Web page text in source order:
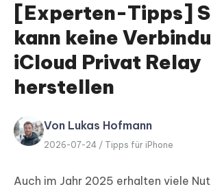
ReiBoot
for iOS
PDNob
Editor
[Experten-Tipps]
kann keine
iCloud Privat Relay
herstellen
Von Lukas Hofmann
2026-07-24 / Tipps für iPhone
Auch im Jahr 2025 erhalten viele